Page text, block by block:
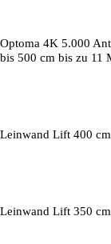
Optoma 4K 5.000
bis 500 cm bis zu 11
Leinwand Lift 400 cm
Leinwand Lift 350 cm